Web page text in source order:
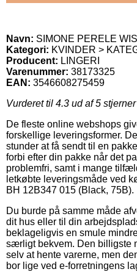
Navn: SIMONE PERELE
Kategori: KVINDER >
Producent: LINGERI
Varenummer: 38173325
EAN: 3546608275459
Vurderet til 4.3 ud af 5
De fleste online webshops
forskellige leveringsformer.
stunder at få sendt til en
forbi efter din pakke når det
problemfri, samt i mange
letkøbte leveringsmåde ved
BH 12B347 015 (Black, 75B).
Du burde på samme måde
dit hus eller til din
beklageligvis en smule
særligt bekvem. Den billigste
selv at hente varerne, men
bor lige ved e-forretningens